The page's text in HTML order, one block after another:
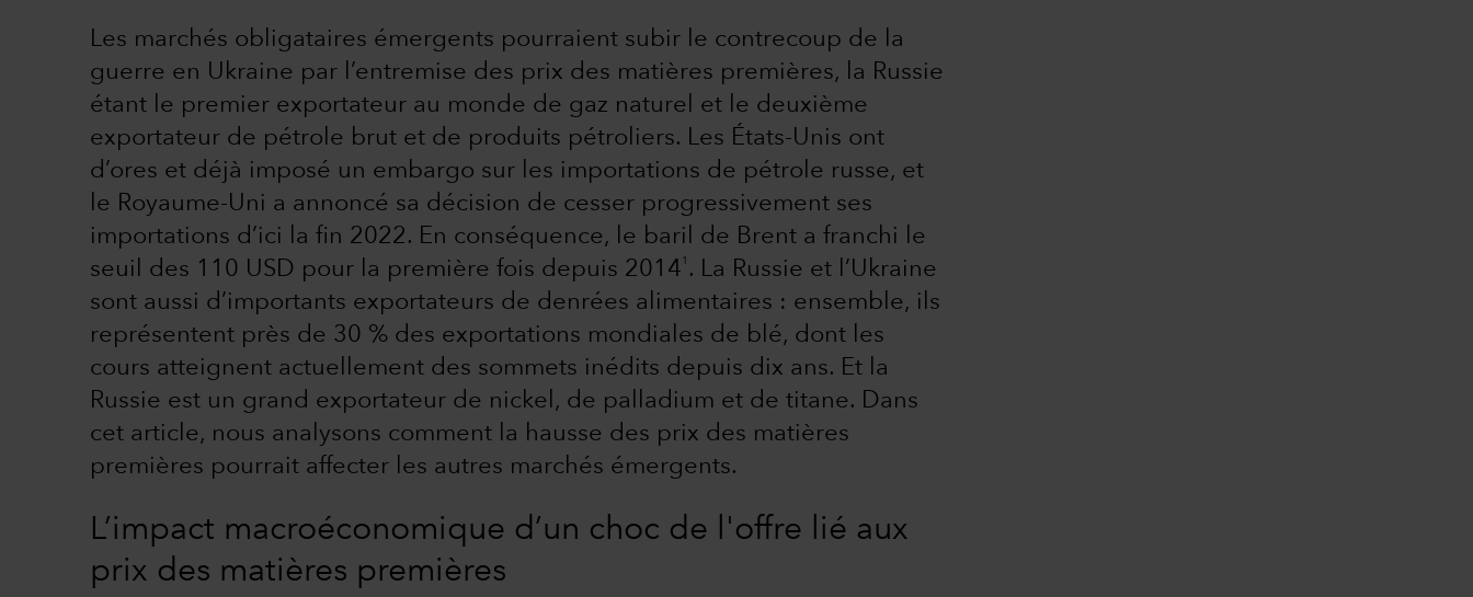
Les marchés obligataires émergents pourraient subir le contrecoup de la
guerre en Ukraine par l’entremise des prix des matières premières, la Russie
étant le premier exportateur au monde de gaz naturel et le deuxième
exportateur de pétrole brut et de produits pétroliers. Les États-Unis ont
d’ores et déjà imposé un embargo sur les importations de pétrole russe, et
le Royaume-Uni a annoncé sa décision de cesser progressivement ses
importations d’ici la fin 2022. En conséquence, le baril de Brent a franchi le
seuil des 110 USD pour la première fois depuis 2014 1
. La Russie et l’Ukraine
sont aussi d’importants exportateurs de denrées alimentaires : ensemble, ils
représentent près de 30 % des exportations mondiales de blé, dont les
cours atteignent actuellement des sommets inédits depuis dix ans. Et la
Russie est un grand exportateur de nickel, de palladium et de titane. Dans
cet article, nous analysons comment la hausse des prix des matières
premières pourrait affecter les autres marchés émergents.
L’impact macroéconomique d’un choc de l'offre lié aux
prix des matières premières